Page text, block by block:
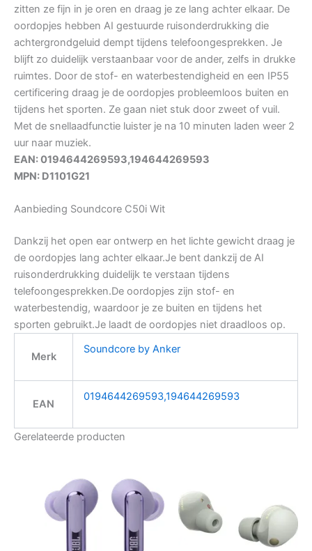
zitten ze fijn in je oren en draag je ze lang achter elkaar. De
oordopjes hebben AI gestuurde ruisonderdrukking die
achtergrondgeluid dempt tijdens telefoongesprekken. Je
blijft zo duidelijk verstaanbaar voor de ander, zelfs in drukke
ruimtes. Door de stof- en waterbestendigheid en een IP55
certificering draag je de oordopjes probleemloos buiten en
tijdens het sporten. Ze gaan niet stuk door zweet of vuil.
Met de snellaadfunctie luister je na 10 minuten laden weer 2
uur naar muziek.
EAN: 0194644269593,194644269593
MPN: D1101G21
Aanbieding Soundcore C50i Wit
Dankzij het open ear ontwerp en het lichte gewicht draag je
de oordopjes lang achter elkaar.Je bent dankzij de AI
ruisonderdrukking duidelijk te verstaan tijdens
telefoongesprekken.De oordopjes zijn stof- en
waterbestendig, waardoor je ze buiten en tijdens het
sporten gebruikt.Je laadt de oordopjes niet draadloos op.
Merk
Soundcore by Anker
EAN
0194644269593,194644269593
Gerelateerde producten